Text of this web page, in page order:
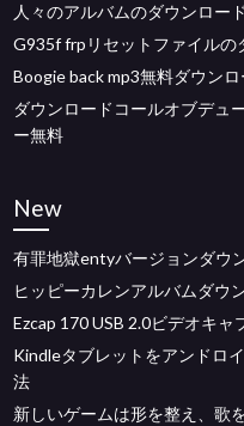
人々のアルバムのダウンロー
G935f frpリセットファイルの
Boogie back mp3無料ダウンロ
ダウンロードコールオブデュ
ー無料
New
有罪地獄entyバージョンダウ
ヒッピーカレンアルバムダウ
Ezcap 170 USB 2.0ビデオキ
Kindleタブレットをアンドロ
法
新しいゲームは形を整え、歌